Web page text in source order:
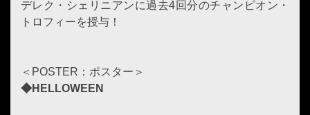
デレク・シェリニアンに過去4回分のチャンピオン・
トロフィーを授与！
＜POSTER：ポスター＞
◆HELLOWEEN